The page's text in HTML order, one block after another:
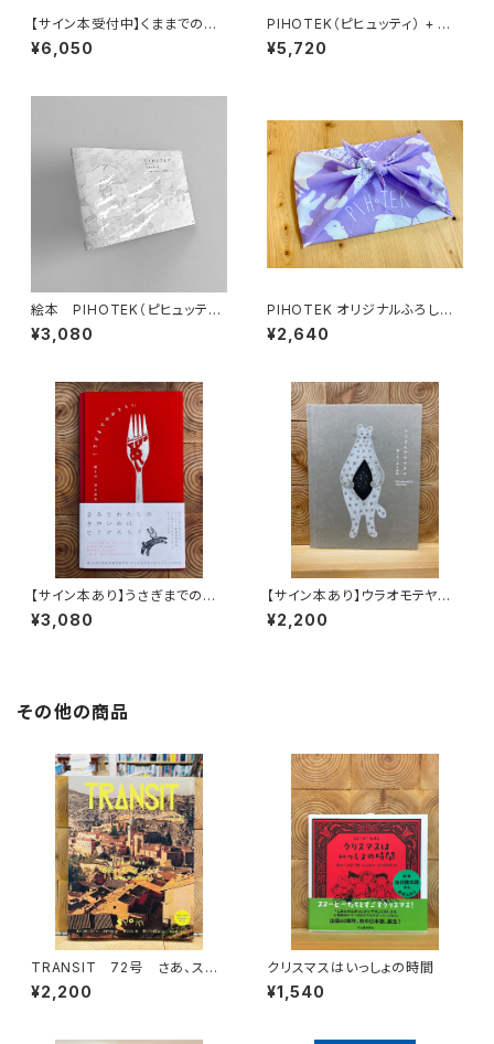
【サイン本受付中】くままでのお
さらい〈特装新版〉
¥6,050
PIHOTEK（ピヒュッティ） + オリ
ジナルふろしき（薄紫）セット
¥5,720
絵本 PIHOTEK（ピヒュッティ）
北極を風と歩く
¥3,080
PIHOTEK オリジナルふろし
き 薄紫
¥2,640
【サイン本あり】うさぎまでのお
さらい［通常版］
¥3,080
【サイン本あり】ウラオモテヤマ
ネコ
¥2,200
その他の商品
TRANSIT 72号 さあ、スペ
インへ！ 太陽と海と土の国
¥2,200
クリスマスはいっしょの時間
¥1,540